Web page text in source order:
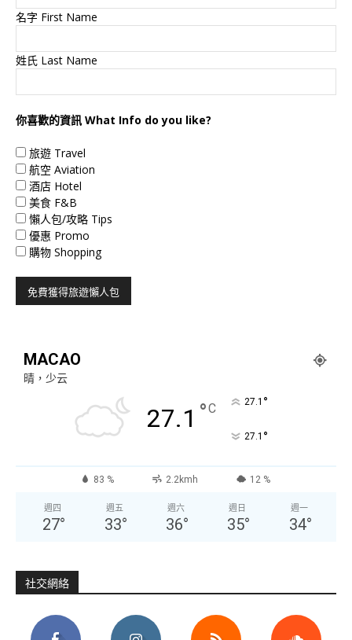
名字 First Name
姓氏 Last Name
你喜歡的資訊 What Info do you like?
旅遊 Travel
航空 Aviation
酒店 Hotel
美食 F&B
懶人包/攻略 Tips
優惠 Promo
購物 Shopping
MACAO
晴，少云
27.1 °C 27.1 °
27.1 °
83 % 2.2kmh 12 %
週四
27°
週五
33°
週六
36°
週日
35°
週一
34°
社交網絡